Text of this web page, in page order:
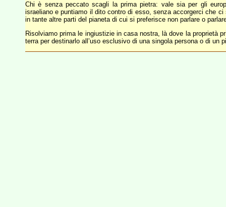
Chi è senza peccato scagli la prima pietra: vale sia per gli
israeliano e puntiamo il dito contro di esso, senza accorgerci che
in tante altre parti del pianeta di cui si preferisce non parlare o
Risolviamo prima le ingiustizie in casa nostra, là dove la proprietà
terra per destinarlo all’uso esclusivo di una singola persona o di un